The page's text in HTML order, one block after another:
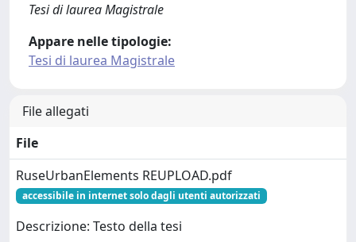
Tesi di laurea Magistrale
Appare nelle tipologie:
Tesi di laurea Magistrale
File allegati
File
RuseUrbanElements REUPLOAD.pdf
accessibile in internet solo dagli utenti autorizzati
Descrizione: Testo della tesi